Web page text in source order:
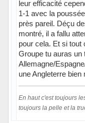
leur efficacité
1-1 avec la
près pareil. Déçu
montré, il a fallu
pour cela. Et si tout
Groupe tu auras un
Allemagne/
une Angleterre bien
En haut c'est toujours
toujours la pelle et la